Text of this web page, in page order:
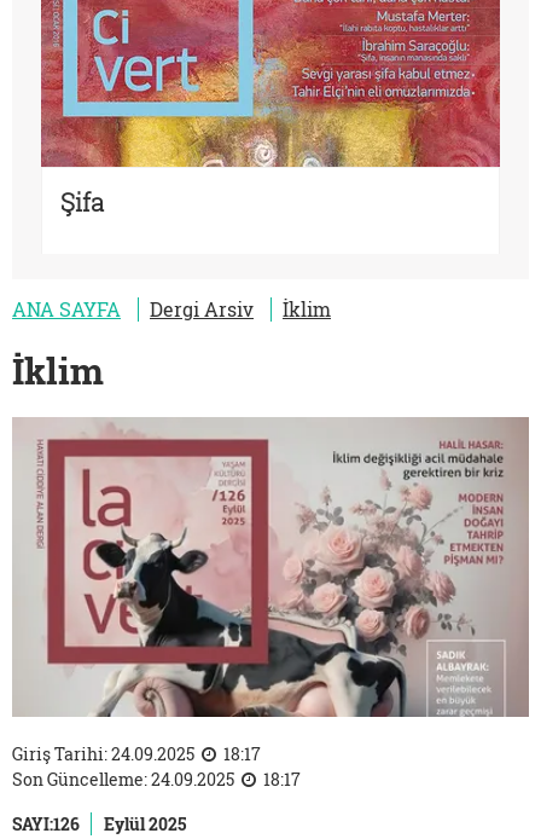
Şifa
ANA SAYFA Dergi Arsiv İklim
İklim
Giriş Tarihi: 24.09.2025
18:17
Son Güncelleme: 24.09.2025
18:17
SAYI:126
Eylül 2025